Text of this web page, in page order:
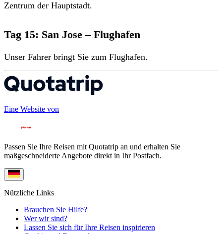
Zentrum der Hauptstadt.
Tag 15: San Jose – Flughafen
Unser Fahrer bringt Sie zum Flughafen.
Eine Website von
Passen Sie Ihre Reisen mit Quotatrip an und erhalten Sie
maßgeschneiderte Angebote direkt in Ihr Postfach.
Nützliche Links
Brauchen Sie Hilfe?
Wer wir sind?
Lassen Sie sich für Ihre Reisen inspirieren